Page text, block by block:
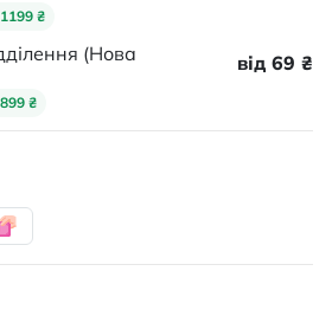
₴
(Нова
₴
від 69 ₴